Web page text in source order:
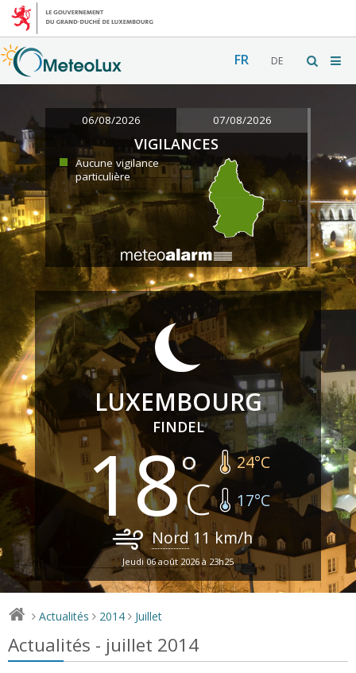
FR DE
06/08/2026 07/08/2026
VIGILANCES
Aucune vigilance
particulière
LUXEMBOURG
FINDEL
18 24°C
17°C
Nord 11km/h
Jeudi 06 août 2026 à 23h25
> Actualités > 2014 > Juillet
Actualités - juillet 2014